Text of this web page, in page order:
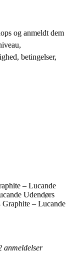
og anmeldt dem
betingelser,
– Lucande
Udendørs
– Lucande
anmeldelser